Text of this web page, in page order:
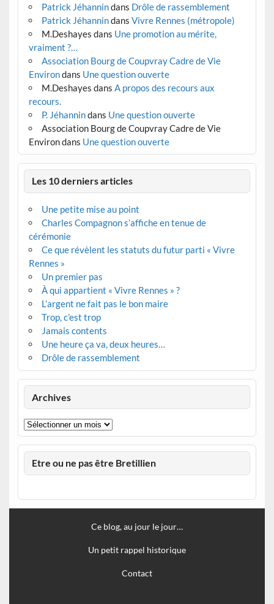
Patrick Jéhannindans Drôle de rassemblement
Patrick Jéhannindans Vivre Rennes (métropole)
M.Deshayes dans Une promotion au mérite,
vraiment ?…
Association Bourg de Coupvray Cadre de Vie
Environdans Une question ouverte
M.Deshayes dans A propos des recours aux
recours.
P. Jéhannindans Une question ouverte
Association Bourg de Coupvray Cadre de Vie
Environdans Une question ouverte
Les 10 derniers articles
Une petite mise au point
Charles Compagnon s’affiche en tenue de
cérémonie
Ce que révèlent les statuts du futur parti « Vivre
Rennes »
Un premier pas
À qui appartient « Vivre Rennes » ?
L’argent ne fait pas le bon maire
Trop, c’est trop
Jamais contents
Une heure ça va, deux heures…
Drôle de rassemblement
Archives
Archives
Etre ou ne pas être Bretillien
Ce blog, au jour le jour…
Un petit rappel historique
Contact